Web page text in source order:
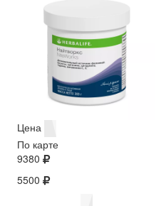
Цена
По карте
9380
5500